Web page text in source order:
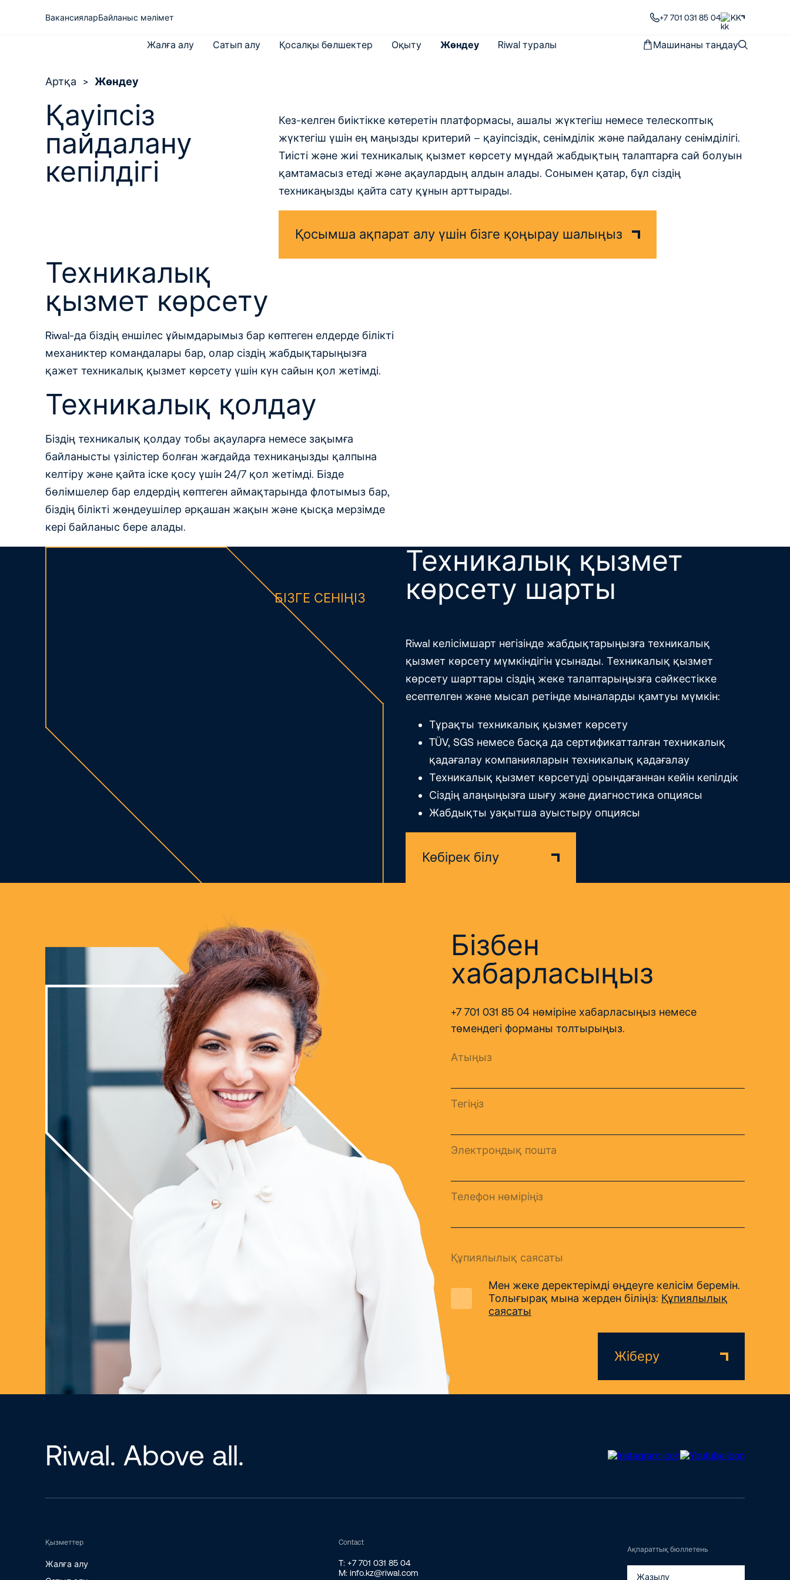
ВакансияларБайланыс мәлімет +7 701 031 85 04 KK
Жалға алу
Көтергіш жұмыс
платформасы
Телескопты тиегіштер
Халықаралық жалдау
Сатып алу
Жаңа машиналар
Б/у машиналар
Қосалқы бөлшектер Оқыту Жөндеу Riwal туралы
Riwal туралы
Сараптама
Жаңалықтар
Машинаны таңдау
Артқа > Жөндеу
Қауіпсіз
пайдалану
кепілдігі
Кез-келген биіктікке көтеретін платформасы, ашалы жүктегіш немесе телескоптық
жүктегіш үшін ең маңызды критерий – қауіпсіздік, сенімділік және пайдалану сенімділігі.
Тиісті және жиі техникалық қызмет көрсету мұндай жабдықтың талаптарға сай болуын
қамтамасыз етеді және ақаулардың алдын алады. Сонымен қатар, бұл сіздің
техникаңызды қайта сату құнын арттырады.
Қосымша ақпарат алу үшін бізге қоңырау шалыңыз
Техникалық
қызмет көрсету
Riwal-да біздің еншілес ұйымдарымыз бар көптеген елдерде білікті
механиктер командалары бар, олар сіздің жабдықтарыңызға
қажет техникалық қызмет көрсету үшін күн сайын қол жетімді.
Техникалық қолдау
Біздің техникалық қолдау тобы ақауларға немесе зақымға
байланысты үзілістер болған жағдайда техникаңызды қалпына
келтіру және қайта іске қосу үшін 24/7 қол жетімді. Бізде
бөлімшелер бар елдердің көптеген аймақтарында флотымыз бар,
біздің білікті жөндеушілер әрқашан жақын және қысқа мерзімде
кері байланыс бере алады.
БІЗГЕ СЕНІҢІЗ
Техникалық қызмет
көрсету шарты
Riwal келісімшарт негізінде жабдықтарыңызға техникалық
қызмет көрсету мүмкіндігін ұсынады. Техникалық қызмет
көрсету шарттары сіздің жеке талаптарыңызға сәйкестікке
есептелген және мысал ретінде мыналарды қамтуы мүмкін:
Тұрақты техникалық қызмет көрсету
TÜV, SGS немесе басқа да сертификатталған техникалық
қадағалау компанияларын техникалық қадағалау
Техникалық қызмет көрсетуді орындағаннан кейін кепілдік
Сіздің алаңыңызға шығу және диагностика опциясы
Жабдықты уақытша ауыстыру опциясы
Көбірек білу
Бізбен
хабарласыңыз
+7 701 031 85 04 нөміріне хабарласыңыз немесе
төмендегі форманы толтырыңыз.
Атыңыз
Тегіңiз
Электрондық пошта
Телефон нөміріңiз
Құпиялылық саясаты
Мен жеке деректерімді өңдеуге келісім беремін.
Толығырақ мына жерден біліңіз: Құпиялылық
саясаты
Жіберу
Riwal. Above all.
Қызметтер
Жалға алу
Contact
T: +7 701 031 85 04
M: info.kz@riwal.com
Ақпараттық бюллетень
Жазылу